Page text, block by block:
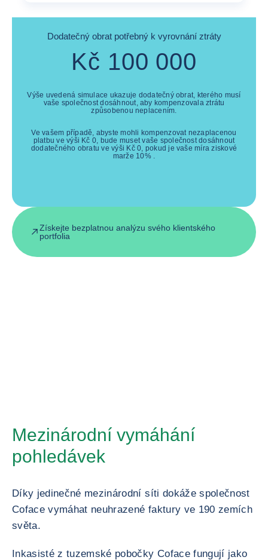
Dodatečný obrat potřebný k vyrovnání ztráty
Kč 100 000
Výše uvedená simulace ukazuje dodatečný obrat, kterého musí
vaše společnost dosáhnout, aby kompenzovala ztrátu
způsobenou neplacením.
Ve vašem případě, abyste mohli kompenzovat nezaplacenou
platbu ve výši Kč 0, bude muset vaše společnost dosáhnout
dodatečného obratu ve výši Kč 0, pokud je vaše míra ziskové
marže 10% .
Získejte bezplatnou analýzu svého klientského
portfolia
Mezinárodní vymáhání
pohledávek
Díky jedinečné mezinárodní síti dokáže společnost
Coface vymáhat neuhrazené faktury ve 190 zemích
světa.
Inkasisté z tuzemské pobočky Coface fungují jako